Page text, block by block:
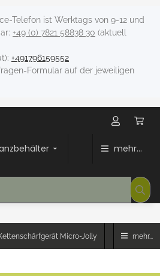
Telefon ist Werktags von 9-12 und
+49 (0) 7821 58838 30 (aktuell
+491796159552
Formular auf der jeweiligen
mehr...
Micro-Jolly mehr...